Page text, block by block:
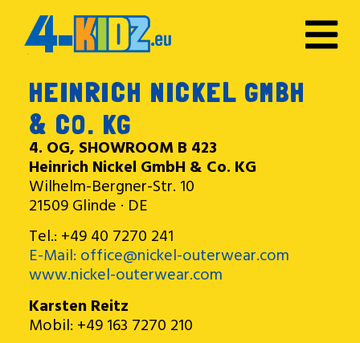
HEINRICH NICKEL GMBH
& CO. KG
4. OG, SHOWROOM B 423
Heinrich Nickel GmbH & Co. KG
Wilhelm-Bergner-Str. 10
21509 Glinde · DE
Tel.: +49 40 7270 241
E-Mail: office@nickel-outerwear.com
www.nickel-outerwear.com
Karsten Reitz
Mobil: +49 163 7270 210